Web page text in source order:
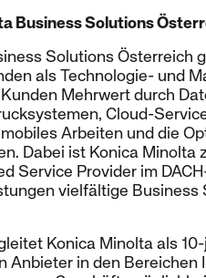
Business Solutions
Solutions
als Technologie- und
Mehrwert durch
Cloud-
Arbeiten und die
Dabei ist Konica Minolta
Service Provider im
vielfältige
Konica Minolta als
Anbieter in den